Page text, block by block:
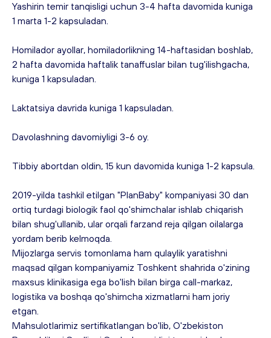
Yashirin temir tanqisligi uchun 3-4 hafta davomida kuniga
1 marta 1-2 kapsuladan.
Homilador ayollar, homiladorlikning 14-haftasidan boshlab,
2 hafta davomida haftalik tanaffuslar bilan tug'ilishgacha,
kuniga 1 kapsuladan.
Laktatsiya davrida kuniga 1 kapsuladan.
Davolashning davomiyligi 3-6 oy.
Tibbiy abortdan oldin, 15 kun davomida kuniga 1-2 kapsula.
2019-yilda tashkil etilgan "PlanBaby" kompaniyasi 30 dan
ortiq turdagi biologik faol qo'shimchalar ishlab chiqarish
bilan shug'ullanib, ular orqali farzand reja qilgan oilalarga
yordam berib kelmoqda.
Mijozlarga servis tomonlama ham qulaylik yaratishni
maqsad qilgan kompaniyamiz Toshkent shahrida o'zining
maxsus klinikasiga ega bo'lish bilan birga call-markaz,
logistika va boshqa qo'shimcha xizmatlarni ham joriy
etgan.
Mahsulotlarimiz sertifikatlangan bo'lib, O'zbekiston